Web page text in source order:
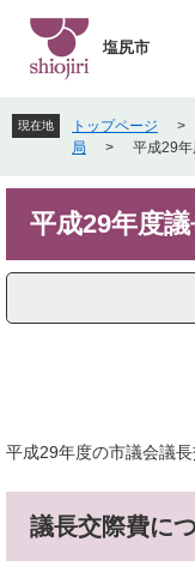
先
頭
す
を
飛
し
文
塩尻市
現在地 トップページ >
局
> 平成29
平成29年度
平成29年度の市議会議
議長交際費に